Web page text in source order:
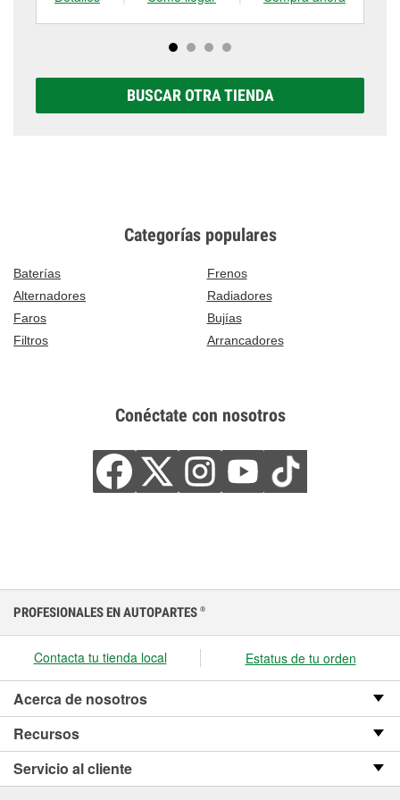
BUSCAR OTRA TIENDA
Categorías populares
Baterías
Frenos
Alternadores
Radiadores
Faros
Bujías
Filtros
Arrancadores
Conéctate con nosotros
PROFESIONALES EN AUTOPARTES ®
Contacta tu tienda local Estatus de tu orden
Acerca de nosotros
Recursos
Servicio al cliente